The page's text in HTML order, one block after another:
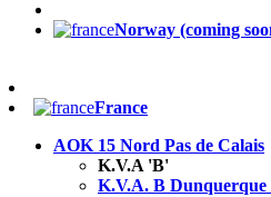
Norway (coming
France
AOK 15 Nord Pas de Calais
K.V.A 'B'
K.V.A. B Dunquerque